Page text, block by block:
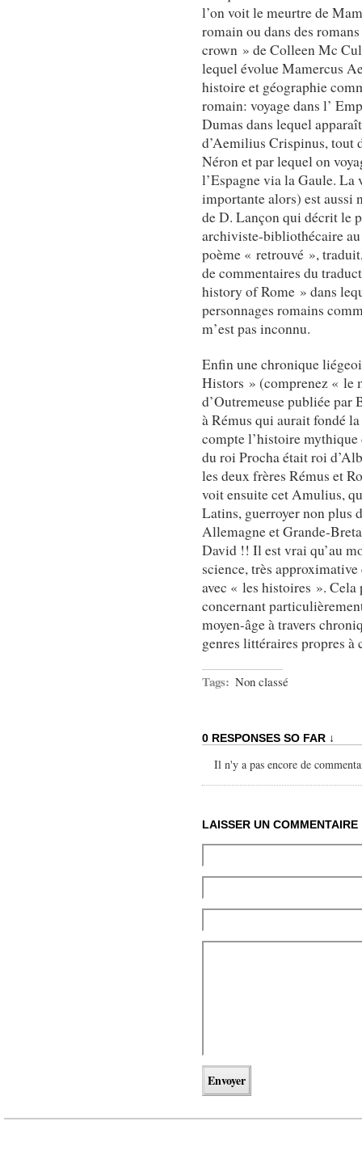
l’on voit le meurtre de
romain ou dans des
crown » de Colleen Mc
lequel évolue Mamercus
histoire et géographie
romain: voyage dans l’
Dumas dans lequel
d’Aemilius Crispinus, tout
Néron et par lequel on
l’Espagne via la Gaule.
importante alors) est aussi
de D. Lançon qui décrit le
archiviste-bibliothécaire
poème « retrouvé »,
de commentaires du
history of Rome » dans
personnages romains
m’est pas inconnu.
Enfin une chronique
Histors » (comprenez « le
d’Outremeuse publiée
à Rémus qui aurait fondé
compte l’histoire mythique
du roi Procha était roi
les deux frères Rémus et
voit ensuite cet Amulius,
Latins, guerroyer non plus
Allemagne et Grande-
David !! Il est vrai qu’au
science, très
avec « les histoires ».
concernant
moyen-âge à travers
genres littéraires propres à
Tags: Non classé
0 RESPONSES SO FAR ↓
Il n'y a pas encore de
LAISSER UN COMMENTAIRE